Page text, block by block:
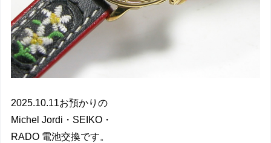
2025.10.11お預かりの
Michel Jordi・SEIKO・
RADO 電池交換です。